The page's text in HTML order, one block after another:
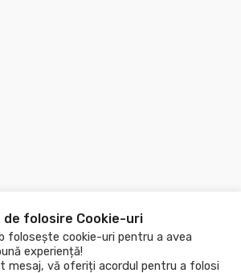
de folosire Cookie-uri
folosește cookie-uri pentru a avea
experiență!
mesaj, vă oferiți acordul pentru a folosi